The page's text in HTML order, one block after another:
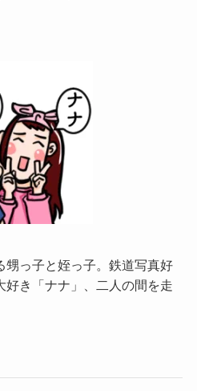
甥っ子と姪っ子。鉄道写真好
好き「ナナ」、二人の間を走